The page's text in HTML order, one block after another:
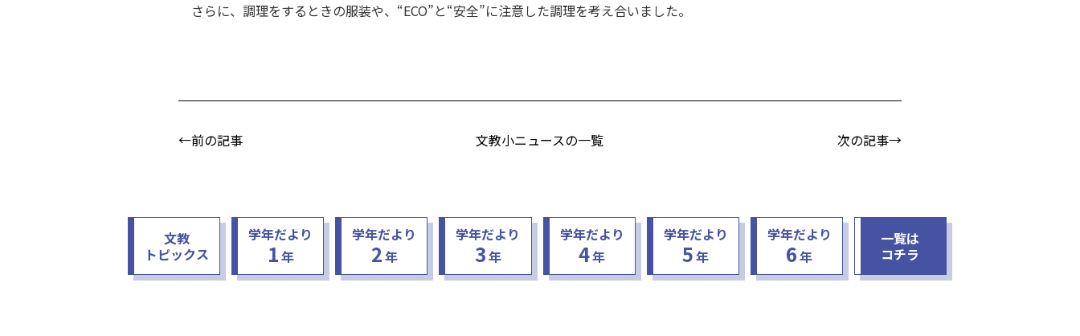
さらに、調理をするときの服装や、“ECO”と“安全”に注意した調理を考え合いました。
←前の記事 文教小ニュースの一覧 次の記事→
文教
トピックス
学年だより
1年
学年だより
2年
学年だより
3年
学年だより
4年
学年だより
5年
学年だより
6年
一覧は
コチラ